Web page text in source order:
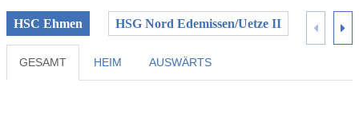
HSC Ehmen HSG Nord Edemissen/Uetze II HSV
GESAMT HEIM AUSWÄRTS